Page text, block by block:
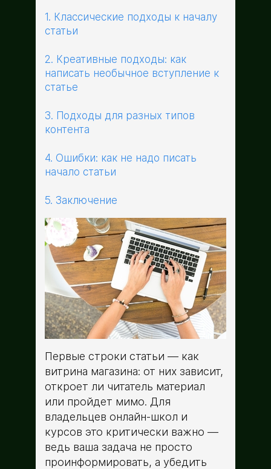
1. Классические подходы к началу
статьи
2. Креативные подходы: как
написать необычное вступление к
статье
3. Подходы для разных типов
контента
4. Ошибки: как не надо писать
начало статьи
5. Заключение
Первые строки статьи — как
витрина магазина: от них зависит,
откроет ли читатель материал
или пройдет мимо. Для
владельцев онлайн-школ и
курсов это критически важно —
ведь ваша задача не просто
проинформировать, а убедить